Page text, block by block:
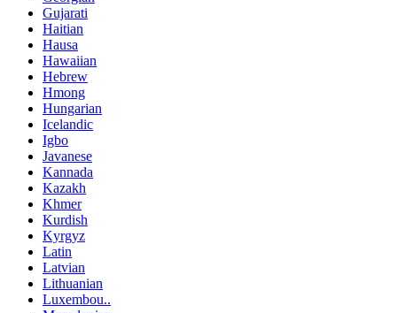
Gujarati
Haitian
Hausa
Hawaiian
Hebrew
Hmong
Hungarian
Icelandic
Igbo
Javanese
Kannada
Kazakh
Khmer
Kurdish
Kyrgyz
Latin
Latvian
Lithuanian
Luxembou..